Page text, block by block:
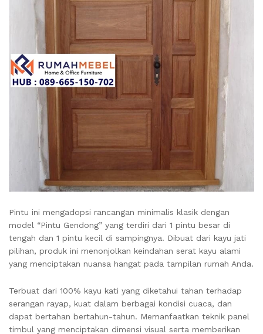
Pintu ini mengadopsi rancangan minimalis klasik dengan
model “Pintu Gendong” yang terdiri dari 1 pintu besar di
tengah dan 1 pintu kecil di sampingnya. Dibuat dari kayu jati
pilihan, produk ini menonjolkan keindahan serat kayu alami
yang menciptakan nuansa hangat pada tampilan rumah Anda.
Terbuat dari 100% kayu kati yang diketahui tahan terhadap
serangan rayap, kuat dalam berbagai kondisi cuaca, dan
dapat bertahan bertahun-tahun. Memanfaatkan teknik panel
timbul yang menciptakan dimensi visual serta memberikan